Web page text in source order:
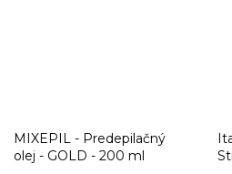
MIXEPIL - Predepilačný
olej - GOLD - 200 ml